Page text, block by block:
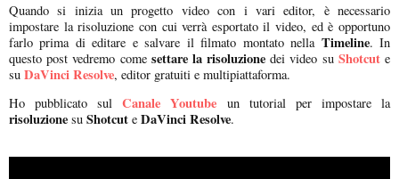
Quando si inizia un progetto video con i vari editor, è necessario
impostare la risoluzione con cui verrà esportato il video, ed è opportuno
farlo prima di editare e salvare il filmato montato nellaTimeline. In
questo post vedremo come settare la risoluzione dei video su Shotcut e
su DaVinci Resolve, editor gratuiti e multipiattaforma.
Ho pubblicato sul Canale Youtube un tutorial per impostare la
risoluzione su Shotcut e DaVinci Resolve.